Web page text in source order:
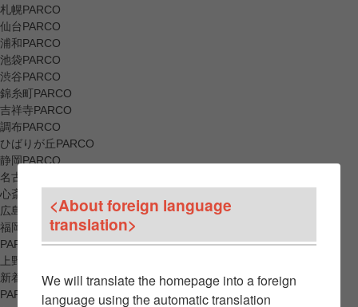
札幌PARCO
仙台PARCO
浦和PARCO
池袋PARCO
渋谷PARCO
錦糸町PARCO
吉祥寺PARCO
調布PARCO
ひばりが丘PARCO
静岡PARCO
名古屋PARCO
心斎橋PARCO
広島PARCO
福岡PARCO
PARCO_ya
上野
新着アイテムから探す
PARCO限定アイテムから探す
<About foreign language
translation>
We will translate the homepage into a foreign
language using the automatic translation